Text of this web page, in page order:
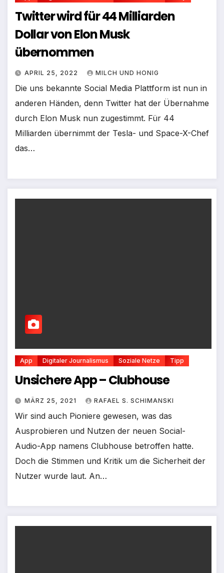
Twitter wird für 44 Milliarden
Dollar von Elon Musk
übernommen
APRIL 25, 2022 MILCH UND HONIG
Die uns bekannte Social Media Plattform ist nun in
anderen Händen, denn Twitter hat der Übernahme
durch Elon Musk nun zugestimmt. Für 44
Milliarden übernimmt der Tesla- und Space-X-Chef
das…
App Digitaler Journalismus Soziale Netze Tipp
Unsichere App – Clubhouse
MÄRZ 25, 2021 RAFAEL S. SCHIMANSKI
Wir sind auch Pioniere gewesen, was das
Ausprobieren und Nutzen der neuen Social-
Audio-App namens Clubhouse betroffen hatte.
Doch die Stimmen und Kritik um die Sicherheit der
Nutzer wurde laut. An…